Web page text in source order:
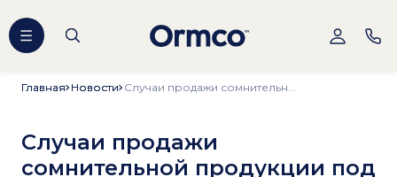
Главная
Главная Новости
Новости Случаи продажи сомнительн...
Случаи продажи
сомнительной продукции под